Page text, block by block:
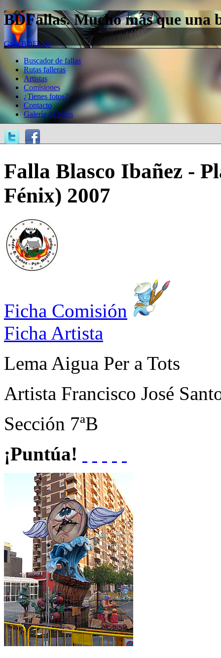
BDFallas. Mucho más que una
Guía BDFallas
Buscador de fallas
Rutas falleras
Artistas
Comisiones
¿Tienes fotos?
Contacto
Galería de fotos
Falla Blasco Ibañez -
Fénix) 2007
Ficha Comisión
Ficha Artista
Lema Aigua Per a Tots
Artista Francisco José
Sección 7ªB
¡Puntúa!